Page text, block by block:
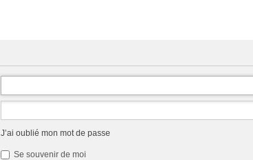
J’ai oublié mon mot de passe
Se souvenir de moi